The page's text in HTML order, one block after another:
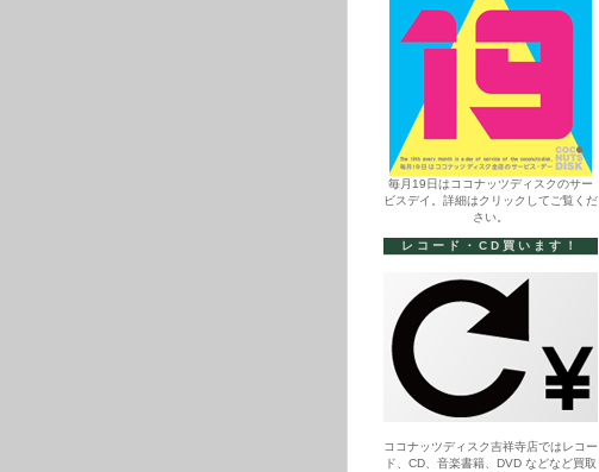
毎月19日はココナッツディスクのサー
ビスデイ。詳細はクリックしてご覧くだ
さい。
レコード・CD買います！
ココナッツディスク吉祥寺店ではレコー
ド、CD、音楽書籍、DVD などなど買取